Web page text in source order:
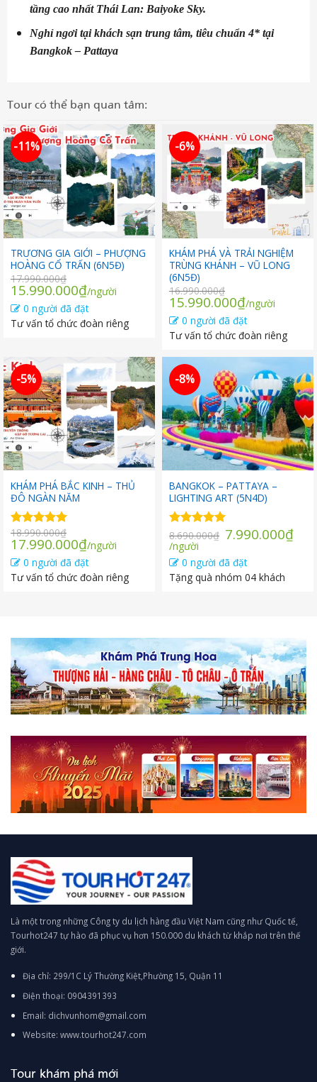
tầng cao nhất Thái Lan: Baiyoke Sky.
Nghỉ ngơi tại khách sạn trung tâm, tiêu chuẩn 4* tại
Bangkok – Pattaya
Tour có thể bạn quan tâm:
-11%
TRƯƠNG GIA GIỚI – PHƯỢNG
HOÀNG CỔ TRẤN (6N5Đ)
17.990.000₫
Giá
gốc
là:
17.990.000₫.
15.990.000₫Giá
hiện
tại
là:
/người
0 người đã đặt
Tư vấn tổ chức đoàn riêng
-6%
KHÁM PHÁ VÀ TRẢI NGHIỆM
TRÙNG KHÁNH – VŨ LONG
(6N5Đ)
16.990.000₫
Giá
gốc
là:
16.990.000₫.
15.990.000₫Giá
hiện
tại
là:
/người
0 người đã đặt
Tư vấn tổ chức đoàn riêng
-5%
KHÁM PHÁ BẮC KINH – THỦ
ĐÔ NGÀN NĂM
Được xếp
hạng5.00
5 sao
18.990.000₫
Giá
gốc
là:
18.990.000₫.
17.990.000₫Giá
hiện
tại
là:
/người
0 người đã đặt
Tư vấn tổ chức đoàn riêng
-8%
BANGKOK – PATTAYA –
LIGHTING ART (5N4D)
Được xếp
hạng5.00
5 sao
8.690.000₫ Giá
là:
8.690.000₫.
7.990.000₫
Giá
hiện
tại
là:
/người
0 người đã đặt
Tặng quà nhóm 04 khách
Là một trong những Công ty du lịch hàng đầu Việt Nam cũng như Quốc tế,
Tourhot247 tự hào đã phục vụ hơn 150.000 du khách từ khắp nơi trên thế
giới.
Địa chỉ: 299/1C Lý Thường Kiệt,Phường 15, Quận 11
Điện thoại: 0904391393
Email: dichvunhom@gmail.com
Website: www.tourhot247.com
Tour khám phá mới